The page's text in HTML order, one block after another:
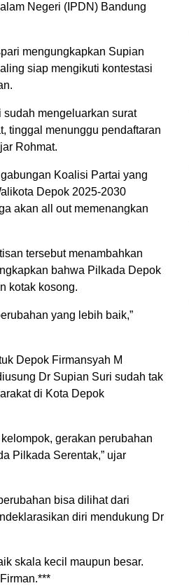
Negeri (IPDN) Bandung
mengungkapkan Supian
siap mengikuti kontestasi
mengeluarkan surat
tinggal menunggu pendaftaran
Rohmat.
Koalisi Partai yang
Depok 2025-2030
akan all out memenangkan
tersebut menambahkan
bahwa Pilkada Depok
kotak kosong.
yang lebih baik,”
Depok Firmansyah M
Dr Supian Suri sudah tak
di Kota Depok
gerakan perubahan
Pilkada Serentak,” ujar
bisa dilihat dari
diri mendukung Dr
skala kecil maupun besar.